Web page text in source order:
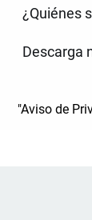
¿Quiénes
Descarga
"Aviso de